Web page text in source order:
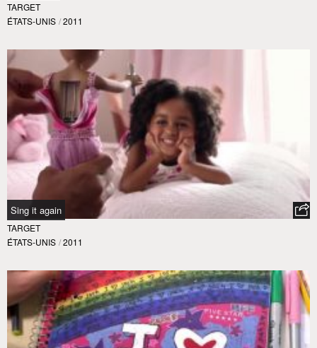
TARGET
ÉTATS-UNIS / 2011
Sing it again
TARGET
ÉTATS-UNIS / 2011